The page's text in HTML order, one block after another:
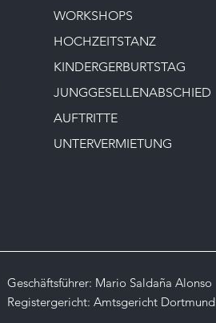
WORKSHOPS
HOCHZEITSTANZ
KINDERGERBURTSTAG
JUNGGESELLENABSCHIED
AUFTRITTE
UNTERVERMIETUNG
Geschäftsführer: Mario Saldaña Alonso
Registergericht: Amtsgericht Dortmund